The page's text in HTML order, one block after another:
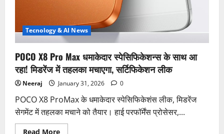
सबको
चौंकाया
Tecnology & AI News
POCO X8 Pro Max धमाकेदार स्पेसिफिकेशन्स के साथ आ
रहा! मिडरेंज में तहलका मचाएगा, सर्टिफिकेशन लीक
Neeraj January 31, 2026 0
POCO X8 ProMax के धमाकेदार स्पेसिफिकेशंस लीक, मिडरेंज
सेगमेंट में तहलका मचाने को तैयार। हाई परफॉर्मेंस प्रोसेसर,...
Read MoreRead